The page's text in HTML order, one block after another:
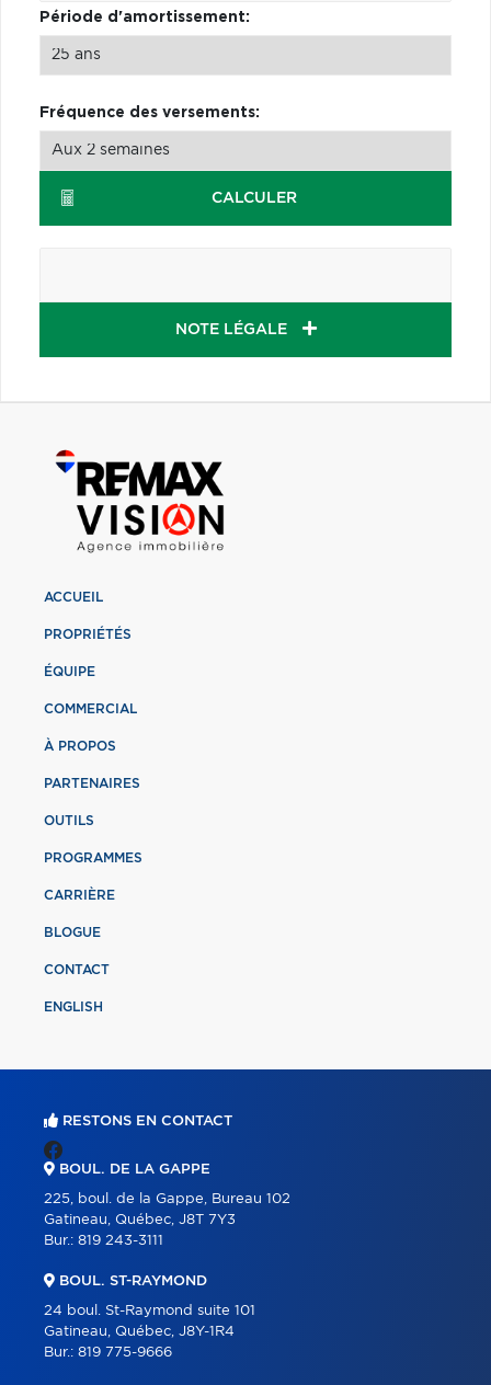
Période d'amortissement:
Fréquence des versements:
CALCULER
NOTE LÉGALE
ACCUEIL
PROPRIÉTÉS
ÉQUIPE
COMMERCIAL
À PROPOS
PARTENAIRES
OUTILS
PROGRAMMES
CARRIÈRE
BLOGUE
CONTACT
ENGLISH
RESTONS EN CONTACT
BOUL. DE LA GAPPE
225, boul. de la Gappe, Bureau 102
Gatineau, Québec, J8T 7Y3
Bur.: 819 243-3111
BOUL. ST-RAYMOND
24 boul. St-Raymond suite 101
Gatineau, Québec, J8Y-1R4
Bur.: 819 775-9666